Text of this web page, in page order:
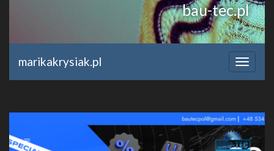
bau-tec.pl
marikakrysiak.pl